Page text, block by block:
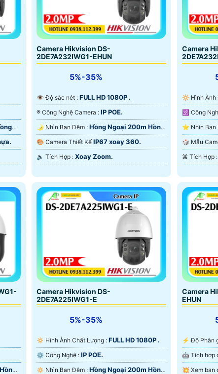
ITMFS
850,000 VNĐ Camera HD-
camera hikvision phù hợp với nhu cầu sử dụng.
một số dự án lắp camera ngoài trời thì dùng sản
tích hợp micro thu âm sẽ mang lại hiệu quả cao.
Camera Hikvision DS-
2DE7A232IWG1-EHUN
5%-35%
👁 Độ sắc nét : FULL HD 1080P .
®️ Công Nghệ Camera : IP POE.
🌛 Nhìn Ban Đêm : Hồng Ngoại 200m Hồng
Ngoại Smart IR.
🎨 Camera Thiết Kế IP67 xoay 360.
️🔈 Tích Hợp : Xoay Zoom.
Camera
🔆 Hình
Ngoại
🎲 Mẫu
️⌘ Tích Hợp :
Camera Hikvision DS-
2DE7A225IWG1-E
5%-35%
🔅 Hình Ành Chất Lượng : FULL HD 1080P .
⚙ Công Nghệ : IP POE.
🔅 Nhìn Ban Đêm : Hồng Ngoại 200m Hồng
Camera
EHUN
️⚡ Độ Phân